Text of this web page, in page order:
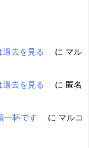
去を見る
に マル
去を見る
に 匿名
一杯です
に マルコ